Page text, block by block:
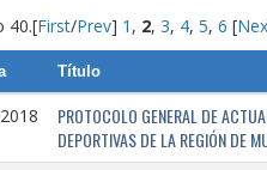
40.[First/Prev] 1 , 2, 3, 4, 5, 6 [
Título
PROTOCOLO GENERAL DE
DEPORTIVAS DE LA REGIÓN DE